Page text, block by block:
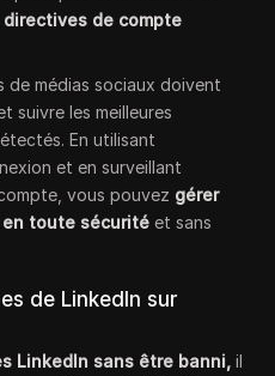
directives de compte
de médias sociaux doivent
suivre les meilleures
En utilisant
et en surveillant
vous pouvez gérer
en toute sécurité et sans
de LinkedIn sur
LinkedIn sans être banni, il